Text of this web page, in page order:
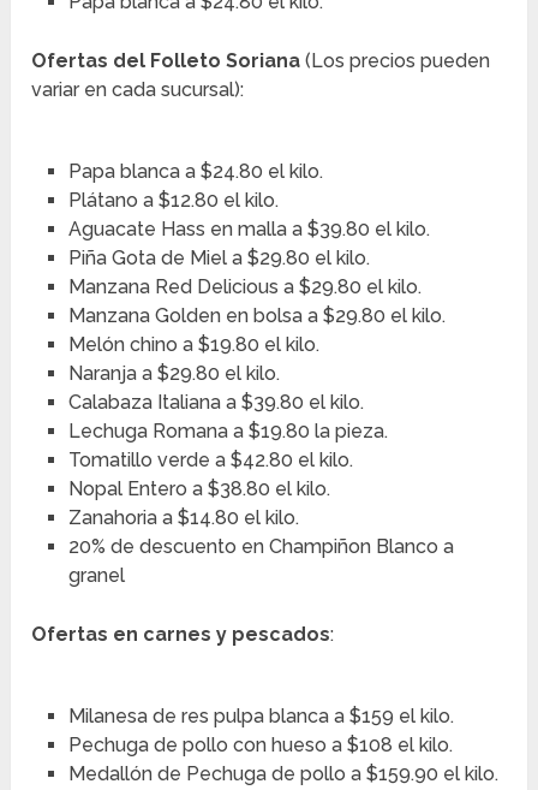
Ofertas del Folleto Soriana (Los precios pueden
variar en cada sucursal):
Papa blanca a $24.80 el kilo.
Plátano a $12.80 el kilo.
Aguacate Hass en malla a $39.80 el kilo.
Piña Gota de Miel a $29.80 el kilo.
Manzana Red Delicious a $29.80 el kilo.
Manzana Golden en bolsa a $29.80 el kilo.
Melón chino a $19.80 el kilo.
Naranja a $29.80 el kilo.
Calabaza Italiana a $39.80 el kilo.
Lechuga Romana a $19.80 la pieza.
Tomatillo verde a $42.80 el kilo.
Nopal Entero a $38.80 el kilo.
Zanahoria a $14.80 el kilo.
20% de descuento en Champiñon Blanco a
granel
Ofertas en carnes y pescados:
Milanesa de res pulpa blanca a $159 el kilo.
Pechuga de pollo con hueso a $108 el kilo.
Medallón de Pechuga de pollo a $159.90 el kilo.